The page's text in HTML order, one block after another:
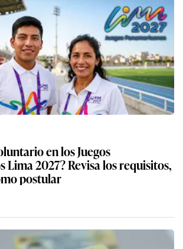
en los Juegos
Lima 2027? Revisa los requisitos,
postular